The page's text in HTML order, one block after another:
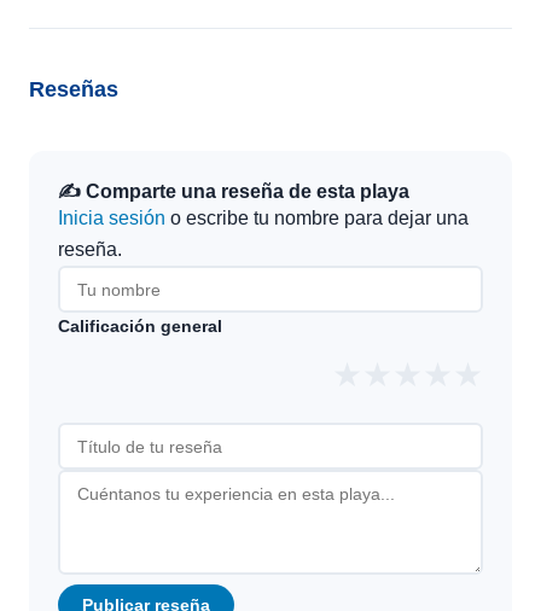
Reseñas
✍️ Comparte una reseña de esta playa
Inicia sesión o escribe tu nombre para dejar una
reseña.
Calificación general
Publicar reseña